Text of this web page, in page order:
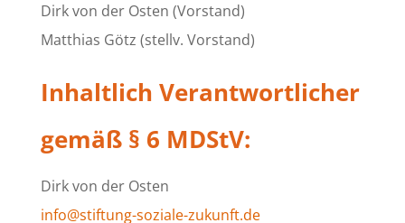
Dirk von der Osten (Vorstand)
Matthias Götz (stellv. Vorstand)
Inhaltlich Verantwortlicher
gemäß § 6 MDStV:
Dirk von der Osten
info@stiftung-soziale-zukunft.de